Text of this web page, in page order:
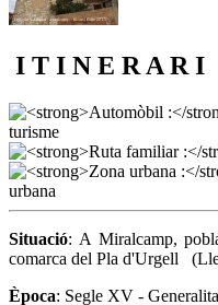
I T I N E R A R I
Situació: A Miralcamp,
comarca del Pla d'Urgell
Època: Segle XV -